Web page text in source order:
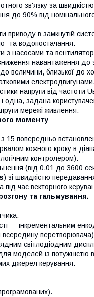
зв'язку за
до 90% від
в замкнутій
та водопостачання.
з насосами та
навантаження до
величини, близької до
електродвигунами.
напруги від частоти
одна, задана
мережі живлення.
моменту
15 попередньо
кожного кроку в
контролером).
(від 0.01 до 3600
) зі швидкістю
під час векторного
та гальмування.
— інкрементальним
світлодіодним
моделей із потужністю
джерел керування.